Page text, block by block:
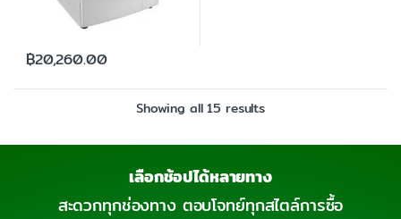
฿20,260.00
Showing all 15 results
เลือกช้อปได้หลายทาง
สะดวกทุกช่องทาง ตอบโจทย์ทุกสไตล์การซื้อ